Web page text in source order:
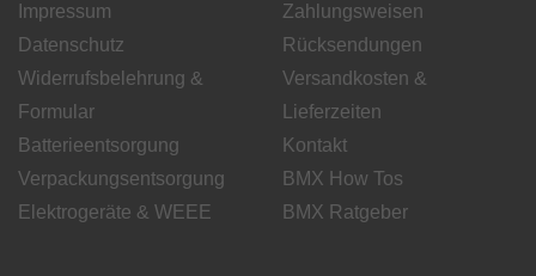
Impressum
Datenschutz
Widerrufsbelehrung &
Formular
Batterieentsorgung
Verpackungsentsorgung
Elektrogeräte & WEEE
Zahlungsweisen
Rücksendungen
Versandkosten &
Lieferzeiten
Kontakt
BMX How Tos
BMX Ratgeber